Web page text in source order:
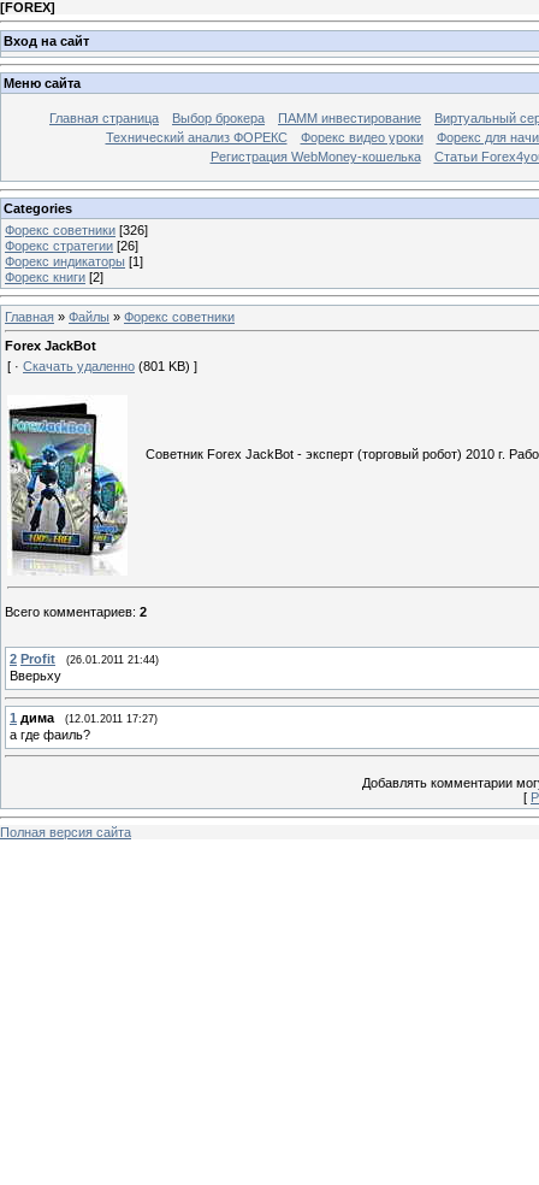
[FOREX]
Вход на сайт
Меню сайта
Главная страница Выбор брокера ПАММ инвестирование
Виртуальный
Технический анализ ФОРЕКС
Форекс видео уроки
Форекс для
Регистрация WebMoney-кошелька
Статьи
Categories
Форекс cоветники [326]
Форекс стратегии [26]
Форекс индикаторы [1]
Форекс книги [2]
Главная » Файлы » Форекс cоветники
Forex JackBot
[ · Скачать удаленно (801 KB) ]
Советник Forex JackBot - эксперт (торговый робот) 2010 г.
Всего комментариев: 2
2 Profit (26.01.2011 21:44)
Вверьху
1 дима (12.01.2011 17:27)
а где фаиль?
Добавлять комментарии
[
Полная версия сайта